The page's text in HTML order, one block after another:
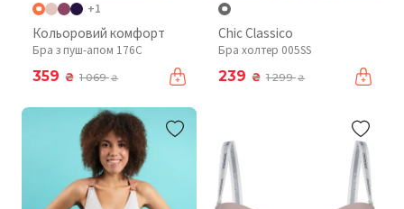
+1
Кольоровий комфорт
Бра з пуш-апом 176C
359 ₴ 1 069₴
Chic Classico
Бра холтер 005SS
239 ₴ 1 299₴